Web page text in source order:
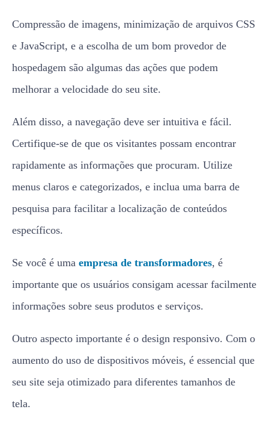
Compressão de imagens, minimização de arquivos CSS
e JavaScript, e a escolha de um bom provedor de
hospedagem são algumas das ações que podem
melhorar a velocidade do seu site.
Além disso, a navegação deve ser intuitiva e fácil.
Certifique-se de que os visitantes possam encontrar
rapidamente as informações que procuram. Utilize
menus claros e categorizados, e inclua uma barra de
pesquisa para facilitar a localização de conteúdos
específicos.
Se você é uma empresa de transformadores, é
importante que os usuários consigam acessar facilmente
informações sobre seus produtos e serviços.
Outro aspecto importante é o design responsivo. Com o
aumento do uso de dispositivos móveis, é essencial que
seu site seja otimizado para diferentes tamanhos de
tela.